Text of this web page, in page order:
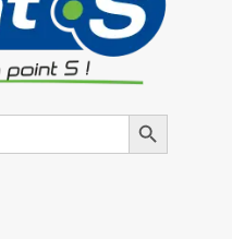
Search Button